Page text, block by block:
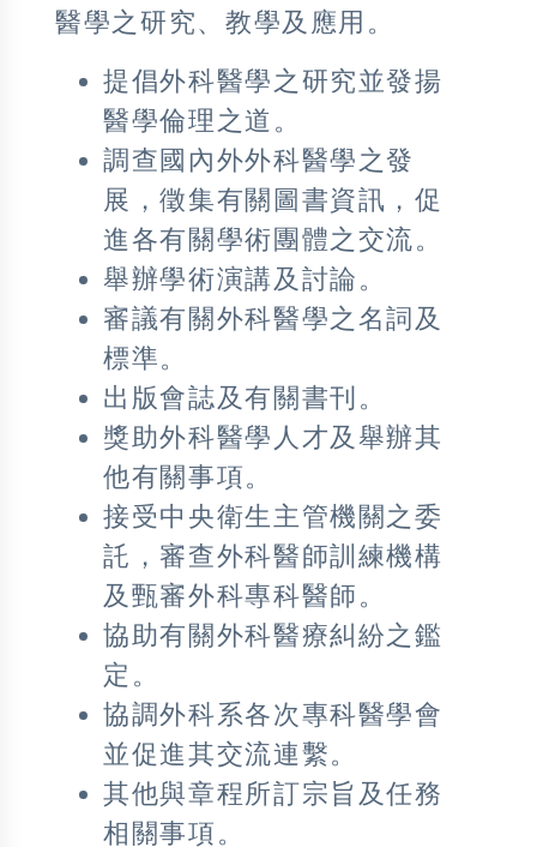
醫學之研究、教學及應用。
提倡外科醫學之研究並發揚
醫學倫理之道。
調查國內外外科醫學之發
展，徵集有關圖書資訊，促
進各有關學術團體之交流。
舉辦學術演講及討論。
審議有關外科醫學之名詞及
標準。
出版會誌及有關書刊。
獎助外科醫學人才及舉辦其
他有關事項。
接受中央衛生主管機關之委
託，審查外科醫師訓練機構
及甄審外科專科醫師。
協助有關外科醫療糾紛之鑑
定。
協調外科系各次專科醫學會
並促進其交流連繫。
其他與章程所訂宗旨及任務
相關事項。